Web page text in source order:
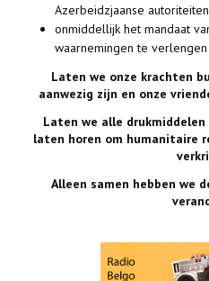
Azerbeidzjaanse
onmiddellijk het mandaat
waarnemingen te
Laten we onze krachten
aanwezig zijn en onze
Laten we alle
laten horen om humanitaire
Alleen samen hebben we